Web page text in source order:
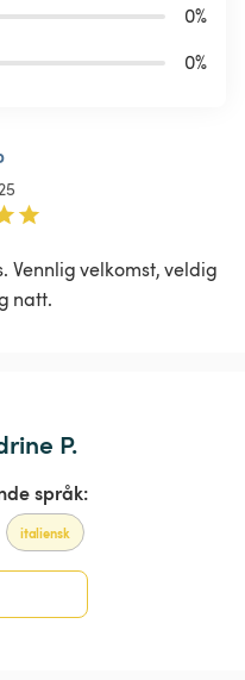
0%
0%
Vennlig velkomst, veldig
natt.
P.
språk:
italiensk